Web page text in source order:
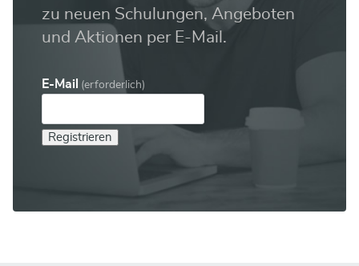
zu neuen Schulungen, Angeboten
und Aktionen per E-Mail.
E-Mail (erforderlich)
Registrieren